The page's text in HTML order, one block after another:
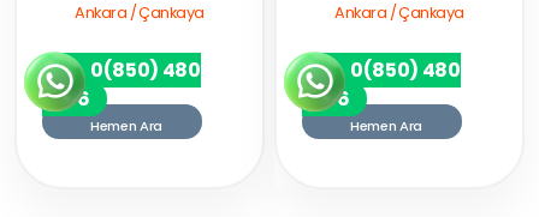
Ankara / Çankaya
0(850) 480
7256
Hemen Ara
Ankara / Çankaya
0(850) 480
7256
Hemen Ara